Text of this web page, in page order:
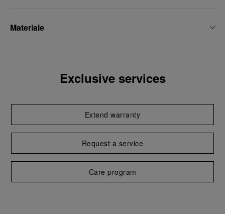
Materiale
Exclusive services
Extend warranty
Request a service
Care program